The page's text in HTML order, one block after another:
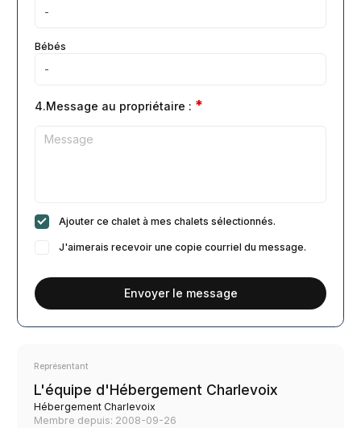
Représentant
L'équipe d'Hébergement Charlevoix
Hébergement Charlevoix
Membre depuis: 2008-09-26
Bébés
4.Message au propriétaire : *
Ajouter ce chalet à mes chalets sélectionnés.
J'aimerais recevoir une copie courriel du message.
Envoyer le message